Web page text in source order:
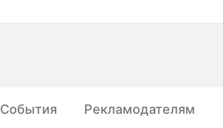
События Рекламодателям